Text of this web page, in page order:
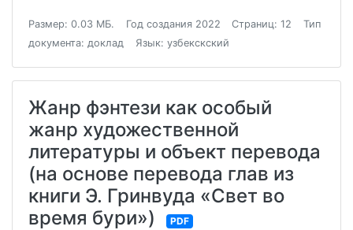
Размер: 0.03 МБ. Год создания 2022 Страниц: 12
Тип
документа: доклад
Язык: узбекскский
Жанр фэнтези как особый
жанр художественной
литературы и объект перевода
(на основе перевода глав из
книги Э. Гринвуда «Свет во
время бури»)
PDF